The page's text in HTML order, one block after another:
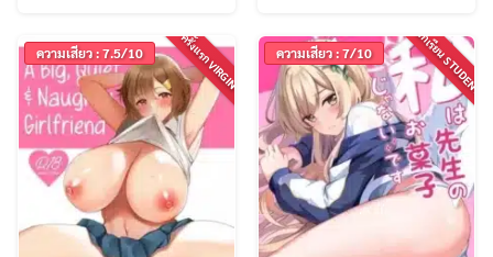
ครั้งแรก VIRGIN
ความเสียว : 7.5/10 นักเรียน STUDENT
ความเสียว : 7/10